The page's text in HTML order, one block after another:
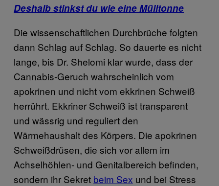
Deshalb stinkst du wie eine Mülltonne
Die wissenschaftlichen Durchbrüche folgten
dann Schlag auf Schlag. So dauerte es nicht
lange, bis Dr. Shelomi klar wurde, dass der
Cannabis-Geruch wahrscheinlich vom
apokrinen und nicht vom ekkrinen Schweiß
herrührt. Ekkriner Schweiß ist transparent
und wässrig und reguliert den
Wärmehaushalt des Körpers. Die apokrinen
Schweißdrüsen, die sich vor allem im
Achselhöhlen- und Genitalbereich befinden,
sondern ihr Sekret beim Sex und bei Stress